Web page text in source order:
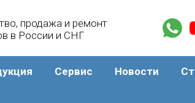
продажа и ремонт
в России и СНГ
Сервис Новости